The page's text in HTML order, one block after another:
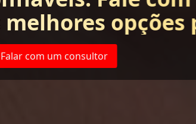
melhores opções
Falar com um consultor